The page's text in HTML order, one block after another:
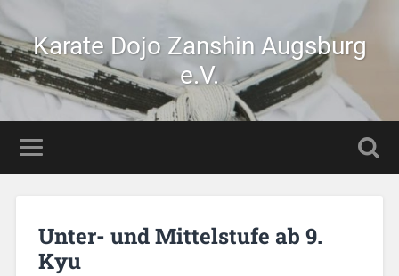
Karate Dojo Zanshin Augsburg
e.V.
Unter- und Mittelstufe ab 9.
Kyu